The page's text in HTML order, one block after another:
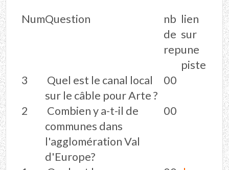
NumQuestion
nb
de
rep
lien
sur
une
piste
3
Quel est le canal local
sur le câble pour Arte ?
00
2
Combien y a-t-il de
communes dans
l'agglomération Val
d'Europe?
00